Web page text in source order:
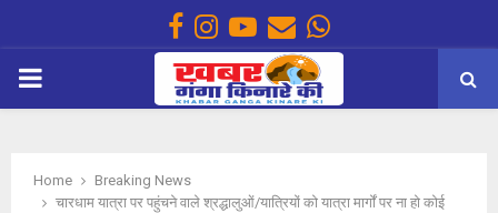
Facebook
Instagram
Youtube
EmailWhatsapp
PRIMARY
Home
Breaking News
चारधाम यात्रा पर पहुंचने वाले श्रद्धालुओं/यात्रियों को यात्रा मार्गों पर ना हो कोई